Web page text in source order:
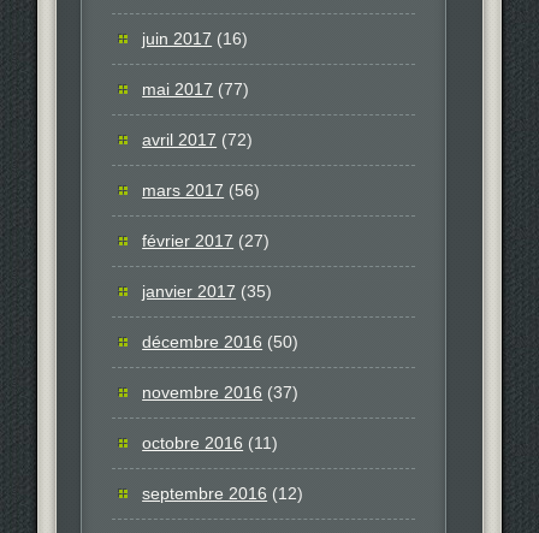
juin 2017 (16)
mai 2017 (77)
avril 2017 (72)
mars 2017 (56)
février 2017 (27)
janvier 2017 (35)
décembre 2016 (50)
novembre 2016 (37)
octobre 2016 (11)
septembre 2016 (12)